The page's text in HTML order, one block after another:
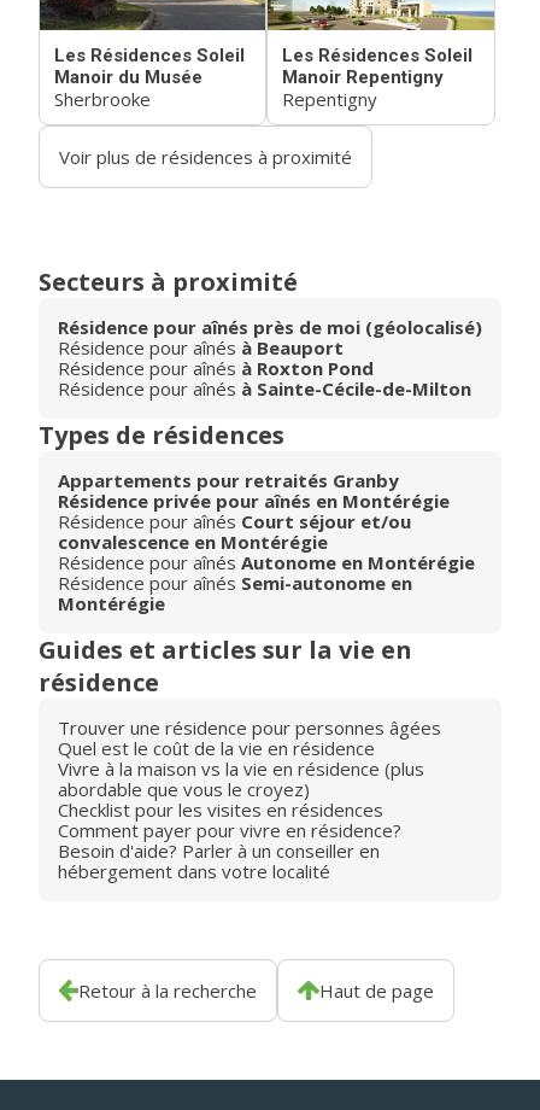
Les Résidences Soleil
Manoir du Musée
Sherbrooke
Les Résidences Soleil
Manoir Repentigny
Repentigny
Voir plus de résidences à proximité
Secteurs à proximité
Résidence pour aînés près de moi (géolocalisé)
Résidence pour aînés à Beauport
Résidence pour aînés à Roxton Pond
Résidence pour aînés à Sainte-Cécile-de-Milton
Types de résidences
Appartements pour retraités Granby
Résidence privée pour aînés en Montérégie
Résidence pour aînés Court séjour et/ou
convalescence en Montérégie
Résidence pour aînés Autonome en Montérégie
Résidence pour aînés Semi-autonome en
Montérégie
Guides et articles sur la vie en
résidence
Trouver une résidence pour personnes âgées
Quel est le coût de la vie en résidence
Vivre à la maison vs la vie en résidence (plus
abordable que vous le croyez)
Checklist pour les visites en résidences
Comment payer pour vivre en résidence?
Besoin d'aide? Parler à un conseiller en
hébergement dans votre localité
Retour à la recherche Haut de page